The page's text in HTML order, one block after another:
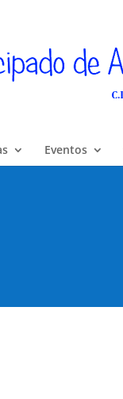
Eventos